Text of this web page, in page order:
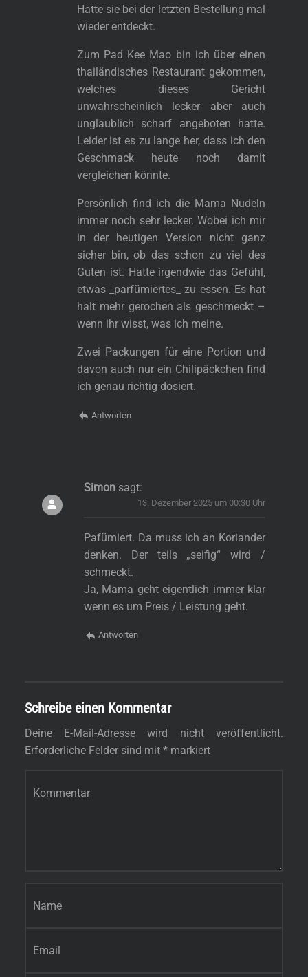
Hatte sie bei der letzten Bestellung mal
wieder entdeckt.
Zum Pad Kee Mao bin ich über einen
thailändisches Restaurant gekommen,
welches dieses Gericht
unwahrscheinlich lecker aber auch
unglaublich scharf angeboten hatte.
Leider ist es zu lange her, dass ich den
Geschmack heute noch damit
vergleichen könnte.
Persönlich find ich die Mama Nudeln
immer noch sehr lecker. Wobei ich mir
in der heutigen Version nicht ganz
sicher bin, ob das schon zu viel des
Guten ist. Hatte irgendwie das Gefühl,
etwas _parfümiertes_ zu essen. Es hat
halt mehr gerochen als geschmeckt –
wenn ihr wisst, was ich meine.
Zwei Packungen für eine Portion und
davon auch nur ein Chilipäckchen find
ich genau richtig dosiert.
Antworten
Simon sagt:
13. Dezember 2025 um 00:30 Uhr
Pafümiert. Da muss ich an Koriander
denken. Der teils „seifig“ wird /
schmeckt.
Ja, Mama geht eigentlich immer klar
wenn es um Preis / Leistung geht.
Antworten
Schreibe einen Kommentar
Deine E-Mail-Adresse wird nicht veröffentlicht.
Erforderliche Felder sind mit *markiert